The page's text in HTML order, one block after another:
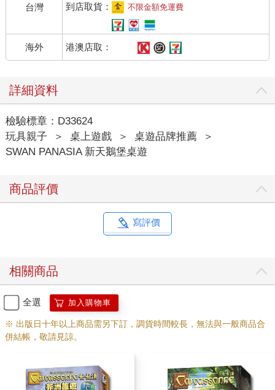
台灣
到店取貨：
不限金額免運費
海外 港澳店取：
詳細資料
檢驗標章：D33624
玩具親子
＞ 桌上遊戲 ＞ 桌遊品牌推薦
＞
SWAN PANASIA 新天鵝堡桌遊
商品評價
寫評價
相關商品
全選 加入購物車
※ 出版日十年以上商品需另下訂，調貨時間較長，無法與一般商品合
併結帳，敬請見諒。